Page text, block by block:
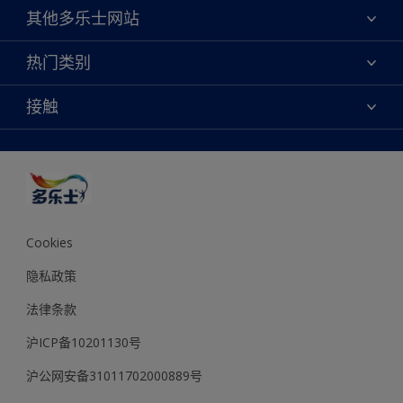
关于我们
联系我们
查找店铺
绿色工厂
其他多乐士网站
焕新服务
多乐士专业
天猫官方旗舰店
抖音官方旗舰店
热门类别
颜色
产品
创意灵感
装修建议
可持续发展
多乐士2025年度色彩 - 金盏黄
接触
颜色准确性
Cookies
隐私政策
法律条款
沪ICP备10201130号
沪公网安备31011702000889号